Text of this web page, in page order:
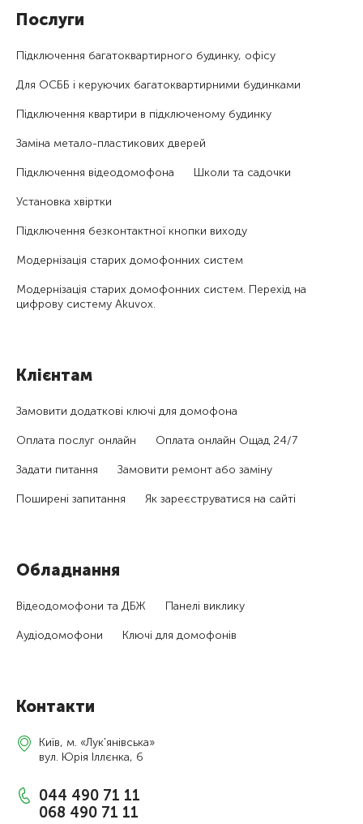
Послуги
Підключення багатоквартирного будинку, офісу
Для ОСББ і керуючих багатоквартирними будинками
Підключення квартири в підключеному будинку
Заміна метало-пластикових дверей
Підключення відеодомофона Школи та садочки
Установка хвіртки
Підключення безконтактної кнопки виходу
Модернізація старих домофонних систем
Модернізація старих домофонних систем. Перехід на
цифрову систему Akuvox.
Клієнтам
Замовити додаткові ключі для домофона
Оплата послуг онлайн Оплата онлайн Ощад 24/7
Задати питання Замовити ремонт або заміну
Поширені запитання Як зареєструватися на сайті
Обладнання
Відеодомофони та ДБЖ Панелі виклику
Аудіодомофони Ключі для домофонів
Контакти
Київ, м. «Лук'янівська»
вул. Юрія Іллєнка, 6
044 490 71 11
068 490 71 11